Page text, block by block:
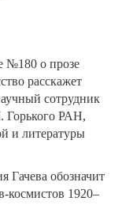
№180 о прозе
расскажет
сотрудник
Горького РАН,
и литературы
Гачева обозначит
космистов 1920–